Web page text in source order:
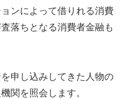
ンによって借りれる消費
落ちとなる消費者金融も
申し込みしてきた人物の
関を照会します。